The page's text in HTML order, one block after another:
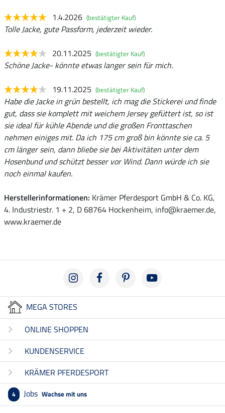
1.4.2026 (bestätigter Kauf)
Tolle Jacke, gute Passform, jederzeit wieder.
20.11.2025 (bestätigter Kauf)
Schöne Jacke- könnte etwas langer sein für mich.
19.11.2025 (bestätigter Kauf)
Habe die Jacke in grün bestellt, ich mag die Stickerei und finde
gut, dass sie komplett mit weichem Jersey gefüttert ist, so ist
sie ideal für kühle Abende und die großen Fronttaschen
nehmen einiges mit. Da ich 175 cm groß bin könnte sie ca. 5
cm länger sein, dann bliebe sie bei Aktivitäten unter dem
Hosenbund und schützt besser vor Wind. Dann würde ich sie
noch einmal kaufen.
Herstellerinformationen: Krämer Pferdesport GmbH & Co. KG,
4. Industriestr. 1 + 2, D 68764 Hockenheim, info@kraemer.de,
www.kraemer.de
MEGA STORES
ONLINE SHOPPEN
KUNDENSERVICE
KRÄMER PFERDESPORT
4 Jobs Wachse mit uns